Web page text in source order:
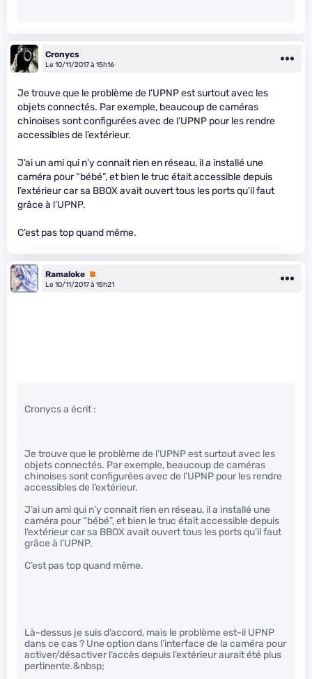
Cronycs
Le 10/11/2017 à 15h16
Je trouve que le problème de l’UPNP est surtout avec les
objets connectés. Par exemple, beaucoup de caméras
chinoises sont configurées avec de l’UPNP pour les rendre
accessibles de l’extérieur.
J’ai un ami qui n’y connait rien en réseau, il a installé une
caméra pour “bébé”, et bien le truc était accessible depuis
l’extérieur car sa BBOX avait ouvert tous les ports qu’il faut
grâce à l’UPNP.
C’est pas top quand même.
Ramaloke Premium
Le 10/11/2017 à 15h21
Cronycs a écrit :
Je trouve que le problème de l’UPNP est surtout avec les
objets connectés. Par exemple, beaucoup de caméras
chinoises sont configurées avec de l’UPNP pour les rendre
accessibles de l’extérieur.
J’ai un ami qui n’y connait rien en réseau, il a installé une
caméra pour “bébé”, et bien le truc était accessible depuis
l’extérieur car sa BBOX avait ouvert tous les ports qu’il faut
grâce à l’UPNP.
C’est pas top quand même.
Là-dessus je suis d’accord, mais le problème est-il UPNP
dans ce cas ? Une option dans l’interface de la caméra pour
activer/désactiver l’accès depuis l’extérieur aurait été plus
pertinente.&nbsp;